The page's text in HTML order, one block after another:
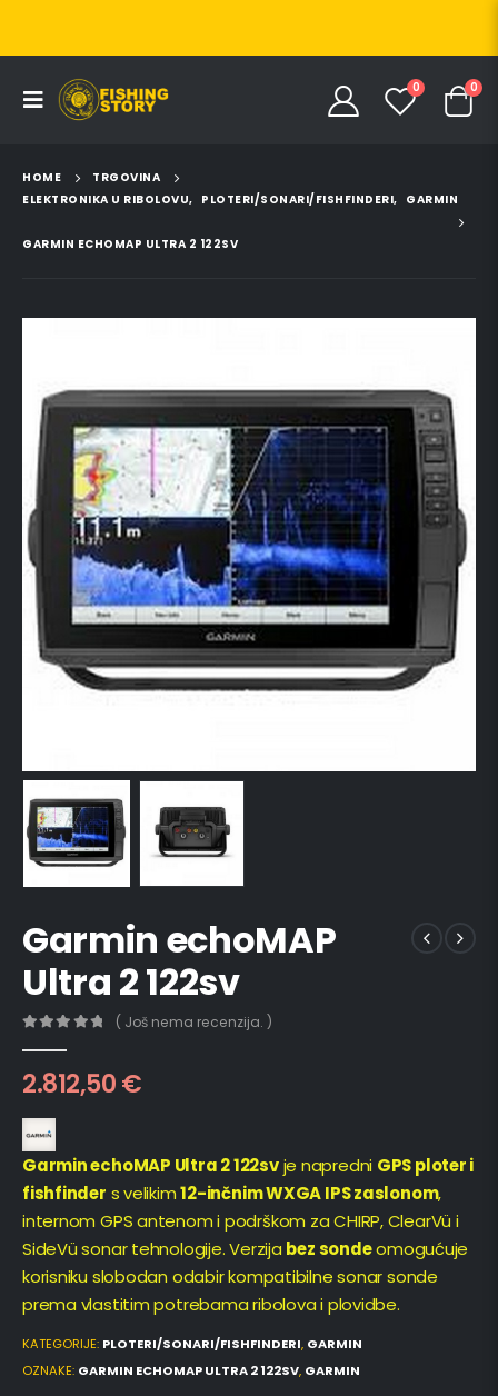
0 0
HOME
TRGOVINA
ELEKTRONIKA U RIBOLOVU, PLOTERI/SONARI/FISHFINDERI, GARMIN
GARMIN ECHOMAP ULTRA 2 122SV
Garmin echoMAP
Ultra 2 122sv
( Još nema recenzija. )
2.812,50€
Garmin echoMAP Ultra 2 122svje napredni GPS ploter i
fishfinder s velikim12-inčnim WXGA IPS zaslonom,
internom GPS antenom i podrškom za CHIRP, ClearVü i
SideVü sonar tehnologije. Verzija bez sondeomogućuje
korisniku slobodan odabir kompatibilne sonar sonde
prema vlastitim potrebama ribolova i plovidbe.
KATEGORIJE: PLOTERI/SONARI/FISHFINDERI, GARMIN
OZNAKE: GARMIN ECHOMAP ULTRA 2 122SV, GARMIN